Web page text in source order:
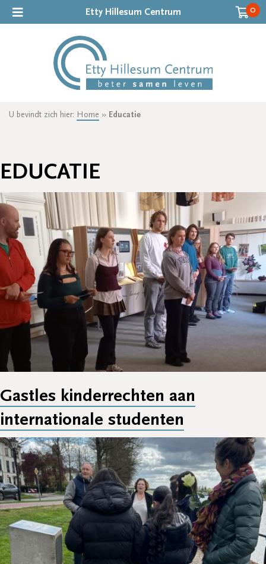
Etty Hillesum Centrum 0
U bevindt zich hier: Home » Educatie
EDUCATIE
Gastles kinderrechten aan
internationale studenten